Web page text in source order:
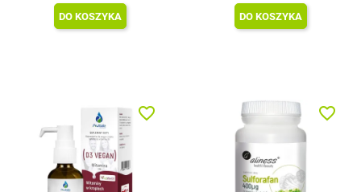
DO KOSZYKA DO KOSZYKA
favorite_border favorite_border